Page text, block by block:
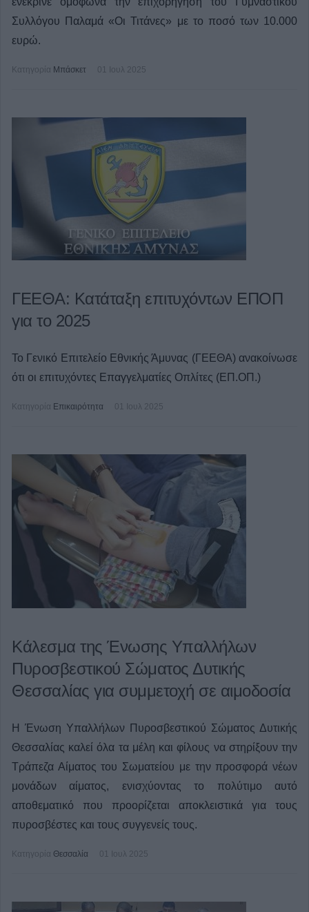
Συλλόγου Παλαμά «Οι Τιτάνες» με το ποσό των 10.000
ευρώ.
Κατηγορία Μπάσκετ 01 Ιουλ 2025
ΓΕΕΘΑ: Κατάταξη επιτυχόντων ΕΠΟΠ
για το 2025
Το Γενικό Επιτελείο Εθνικής Άμυνας (ΓΕΕΘΑ) ανακοίνωσε
ότι οι επιτυχόντες Επαγγελματίες Οπλίτες (ΕΠ.ΟΠ.)
Κατηγορία Επικαιρότητα 01 Ιουλ 2025
Κάλεσμα της Ένωσης Υπαλλήλων
Πυροσβεστικού Σώματος Δυτικής
Θεσσαλίας για συμμετοχή σε αιμοδοσία
Η Ένωση Υπαλλήλων Πυροσβεστικού Σώματος Δυτικής
Θεσσαλίας καλεί όλα τα μέλη και φίλους να στηρίξουν την
Τράπεζα Αίματος του Σωματείου με την προσφορά νέων
μονάδων αίματος, ενισχύοντας το πολύτιμο αυτό
αποθεματικό που προορίζεται αποκλειστικά για τους
πυροσβέστες και τους συγγενείς τους.
Κατηγορία Θεσσαλία 01 Ιουλ 2025